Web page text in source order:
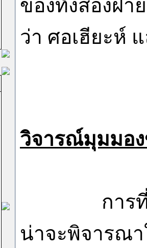
ของทั้งสองฝ่า
ว่า ศอเฮียะห์
วิจารณ์มุมมอ
การที่ อัซซั
น่าจะพิจารณา